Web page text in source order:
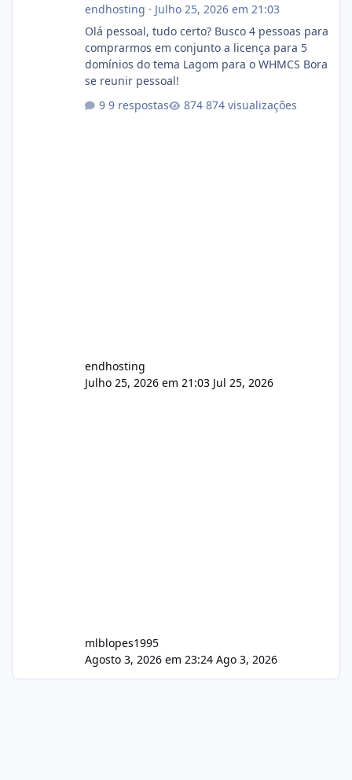
endhosting · Julho 25, 2026 em 21:03
Olá pessoal, tudo certo? Busco 4 pessoas para
comprarmos em conjunto a licença para 5
domínios do tema Lagom para o WHMCS Bora
se reunir pessoal!
9 respostas
874 visualizações
endhosting
Julho 25, 2026 em 21:03 Jul 25, 2026
mlblopes1995
Agosto 3, 2026 em 23:24 Ago 3, 2026